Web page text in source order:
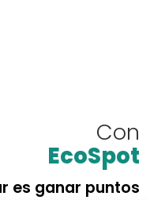
Con
EcoSpot
es ganar puntos